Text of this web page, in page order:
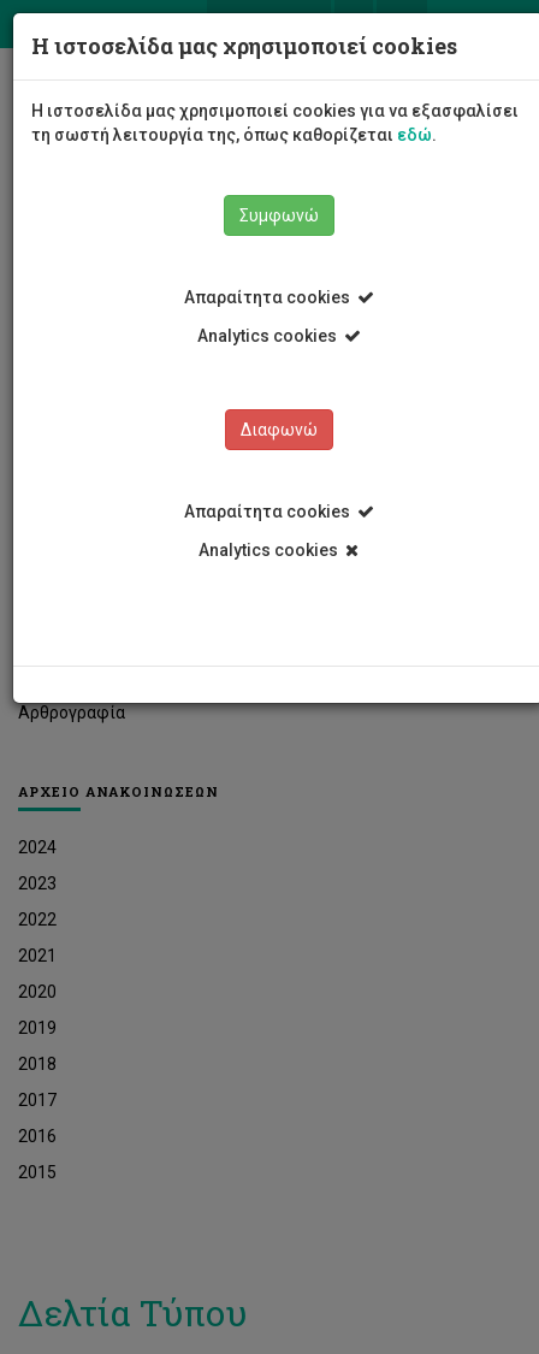
Αρθρογραφία
ΑΡΧΕΙΟ ΑΝΑΚΟΙΝΩΣΕΩΝ
2024
2023
2022
2021
2020
2019
2018
2017
2016
2015
Δελτία Τύπου
Η ιστοσελίδα μας χρησιμοποιεί cookies
Η ιστοσελίδα μας χρησιμοποιεί cookies για να εξασφαλίσει
τη σωστή λειτουργία της, όπως καθορίζεται εδώ.
Συμφωνώ
Απαραίτητα cookies
Analytics cookies
Διαφωνώ
Απαραίτητα cookies
Analytics cookies